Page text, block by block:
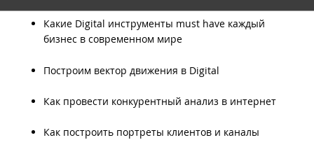
Какие Digital инструменты must have каждый
бизнес в современном мире
Построим вектор движения в Digital
Как провести конкурентный анализ в интернет
Как построить портреты клиентов и каналы